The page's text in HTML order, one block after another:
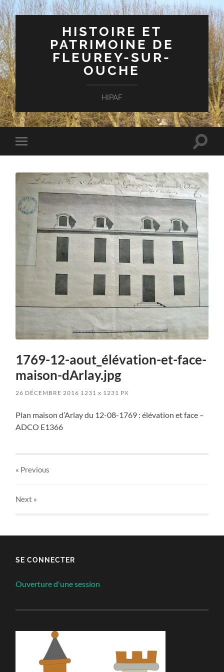
HISTOIRE ET
PATRIMOINE DE
FLEUREY-SUR-
OUCHE
HIPAF
Toggle
mobile
Toggle
1769-12-aout_élévation-et-face-
maison-dArlay.jpg
26 DÉCEMBRE 2016 1231x 1231 PX
Plan maison d’Arlay du 12-08-1769 : élévation et face –
ADCO E1366
« Previous
Next »
SE CONNECTER
Ouverture d'une session